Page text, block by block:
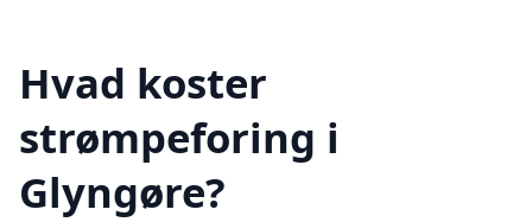
Hvad koster
strømpeforing i
Glyngøre?